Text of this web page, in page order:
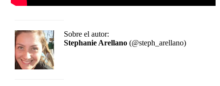
Sobre el autor:
Stephanie Arellano (@steph_arellano)